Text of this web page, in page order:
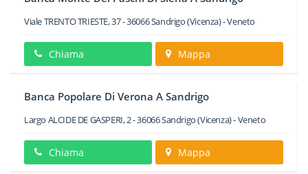
Viale TRENTO TRIESTE, 37-36066Sandrigo(Vicenza) -Veneto
Chiama Mappa
Banca Popolare Di Verona A Sandrigo
Largo ALCIDE DE GASPERI, 2-36066Sandrigo(Vicenza) -Veneto
Chiama Mappa